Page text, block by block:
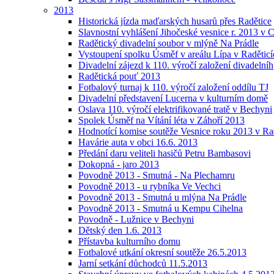
2013
Historická jízda maďarských husarů přes Radětice
Slavnostní vyhlášení Jihočeské vesnice r. 2013 v C
Radětický divadelní soubor v mlýně Na Prádle
Vystoupení spolku Úsměf v areálu Lípa v
Divadelní zájezd k 110. výročí založení divadelníh
Radětická pouť 2013
Fotbalový turnaj k 110. výročí založení oddílu TJ
Divadelní představení Lucerna v kulturním domě
Oslava 110. výročí elektrifikované tratě v Bechyni
Spolek Úsměf na Vítání léta v Záhoří 2013
Hodnotící komise soutěže Vesnice roku 2013 v
Havárie auta v obci 16.6. 2013
Předání daru veliteli hasičů Petru Bambasovi
Dokopná - jaro 2013
Povodně 2013 - Smutná - Na Plechamru
Povodně 2013 - u rybníka Ve Vechci
Povodně 2013 - Smutná u mlýna Na Prádle
Povodně 2013 - Smutná u Kempu Cihelna
Povodně - Lužnice v Bechyni
Dětský den 1.6. 2013
Přístavba kulturního domu
Fotbalové utkání okresní soutěže 26.5.2013
Jarní setkání důchodců 11.5.2013